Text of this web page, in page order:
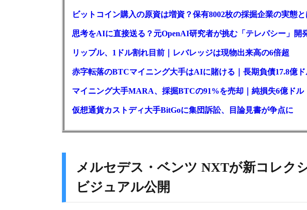
ビットコイン購入の原資は増資？保有8002枚の採掘企業の実態と
思考をAIに直接送る？元OpenAI研究者が挑む「テレパシー」開
リップル、1ドル割れ目前｜レバレッジは現物出来高の6倍超
赤字転落のBTCマイニング大手はAIに賭ける｜長期負債17.8億ド
マイニング大手MARA、採掘BTCの91%を売却｜純損失6億ドル
仮想通貨カストディ大手BitGoに集団訴訟、目論見書が争点に
メルセデス・ベンツ NXTが新コレク
ビジュアル公開